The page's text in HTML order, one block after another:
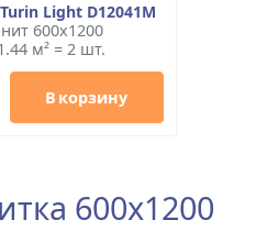
Light D12041M
600x1200
м² = 2 шт.
В корзину
600x1200